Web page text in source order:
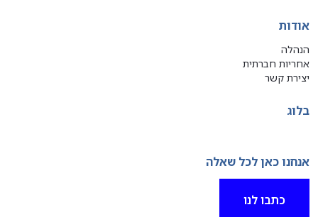
אודות
הנהלה
אחריות חברתית
יצירת קשר
בלוג
אנחנו כאן לכל שאלה
כתבו לנו